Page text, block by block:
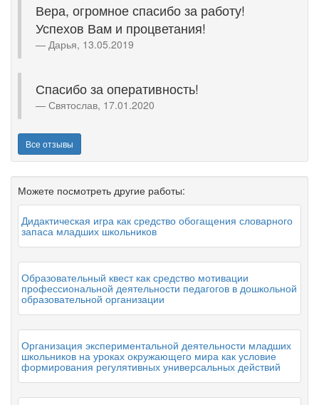
Вера, огромное спасибо за работу!
Успехов Вам и процветания!
Дарья, 13.05.2019
Спасибо за оперативность!
Святослав, 17.01.2020
Все отзывы
Можете посмотреть другие работы:
Дидактическая игра как средство обогащения словарного
запаса младших школьников
Образовательный квест как средство мотивации
профессиональной деятельности педагогов в дошкольной
образовательной организации
Организация экспериментальной деятельности младших
школьников на уроках окружающего мира как условие
формирования регулятивных универсальных действий